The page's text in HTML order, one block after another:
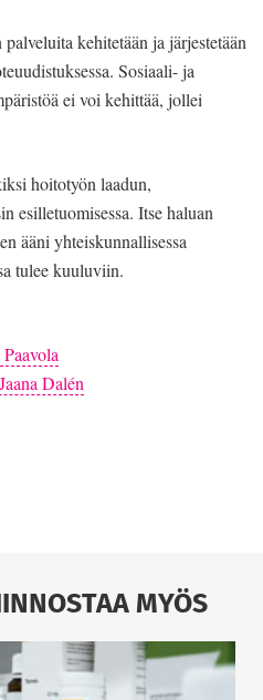
kehitetään ja järjestetään
Sosiaali- ja
ei voi kehittää, jollei
hoitotyön laadun,
esilletuomisessa. Itse haluan
ääni yhteiskunnallisessa
tulee kuuluviin.
Dalén
MYÖS